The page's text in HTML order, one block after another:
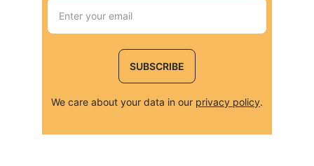
SUBSCRIBE
We care about your data in our privacy policy.